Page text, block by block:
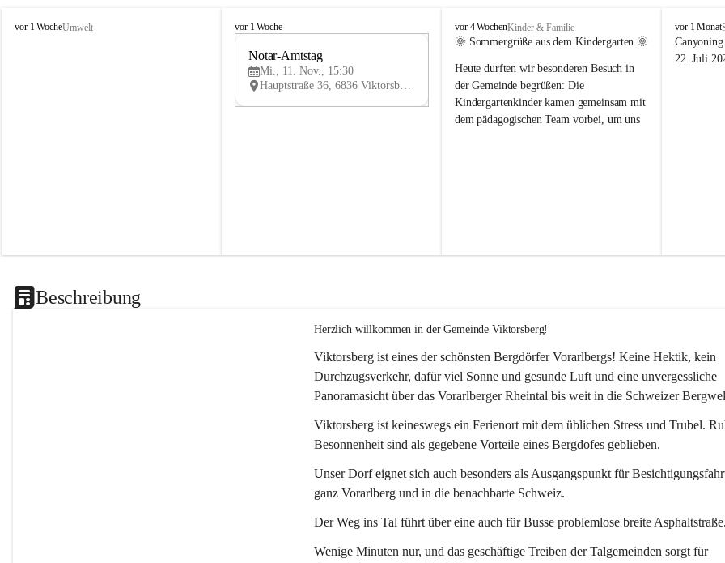
V
vor 1 WocheUmwelt
V
vor 1 Woche
V
Notar-Amtstag
Mi., 11. Nov., 15:30
Hauptstraße 36, 6836 Viktorsberg, AUT
V
i
t
o
r
s
vor 4 WochenKinder & Familie
🌞 Sommergrüße aus dem Kindergarten 🌞
Heute durften wir besonderen Besuch in
der Gemeinde begrüßen: Die
Kindergartenkinder kamen gemeinsam mit
dem pädagogischen Team vorbei, um uns
V
i
k
vor 1 Monat
22. Juli
Beschreibung
Herzlich willkommen in der Gemeinde Viktorsberg!
Viktorsberg ist eines der schönsten Bergdörfer Vorarlbergs! Keine Hektik, kein
Durchzugsverkehr, dafür viel Sonne und gesunde Luft und eine unvergessliche
Panoramasicht über das Vorarlberger Rheintal bis weit in die Schweizer
Viktorsberg ist keineswegs ein Ferienort mit dem üblichen Stress und Trubel.
Besonnenheit sind als gegebene Vorteile eines Bergdofes geblieben.
Unser Dorf eignet sich auch besonders als Ausgangspunkt für
ganz Vorarlberg und in die benachbarte Schweiz.
Der Weg ins Tal führt über eine auch für Busse problemlose breite
Wenige Minuten nur, und das geschäftige Treiben der Talgemeinden sorgt für